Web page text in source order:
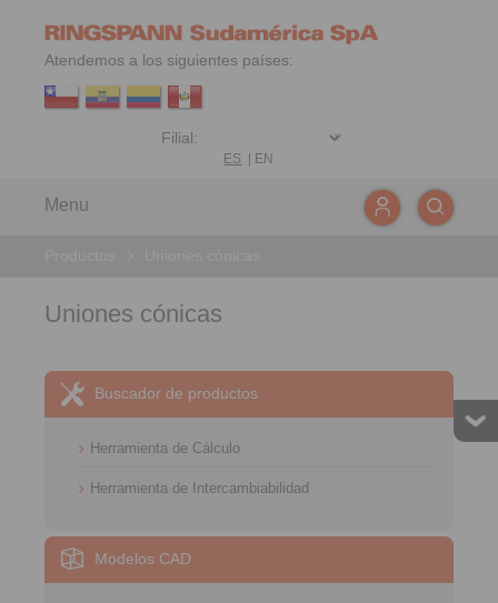
Atendemos a los siguientes países:
ES EN
Menu
Uniones cónicas
Buscador de productos
Herramienta de Cálculo
Herramienta de Intercambiabilidad
Modelos CAD